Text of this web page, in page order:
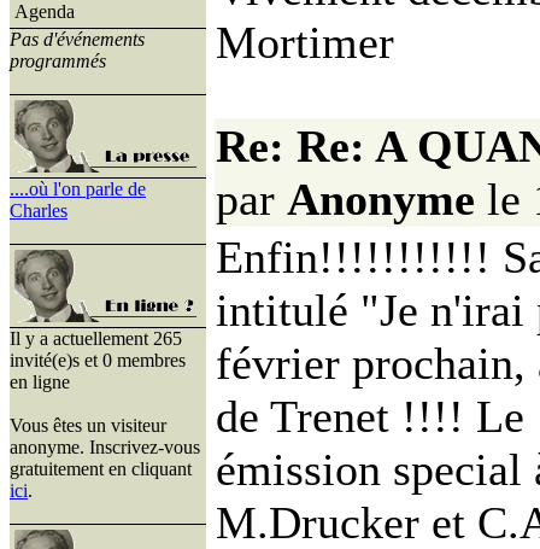
Agenda
Pas d'événements
programmés
....où l'on parle de
Charles
Il y a actuellement 265
invité(e)s et 0 membres
en ligne
Vous êtes un visiteur
anonyme. Inscrivez-vous
gratuitement en cliquant
ici.
Mortimer
Re: Re: A
par Anonyme le
Enfin!!!!!!!!!!!
intitulé "Je n'irai
février prochain,
de Trenet !!!! Le
émission special
M.Drucker et